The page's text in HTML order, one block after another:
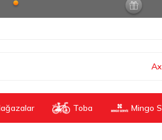
Toba Mingo